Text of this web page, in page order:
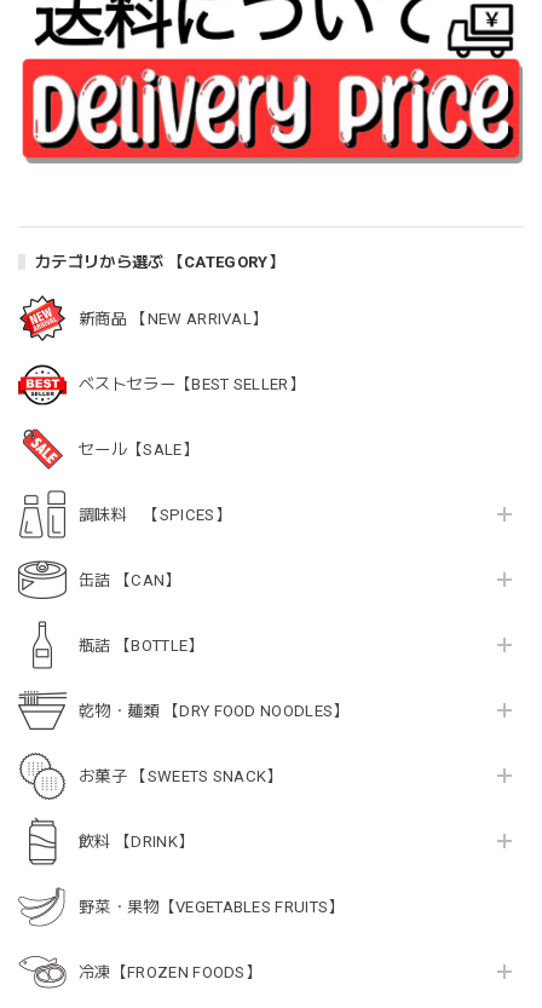
カテゴリから選ぶ 【CATEGORY】
新商品 【NEW ARRIVAL】
ベストセラー【BEST SELLER】
セール【SALE】
調味料 【SPICES】
缶詰 【CAN】
瓶詰 【BOTTLE】
乾物・麺類 【DRY FOOD NOODLES】
お菓子 【SWEETS SNACK】
飲料 【DRINK】
野菜・果物【VEGETABLES FRUITS】
冷凍【FROZEN FOODS】